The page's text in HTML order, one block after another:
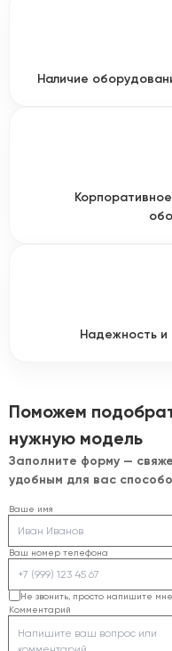
Наличие
Надежность и
Поможем
нужную модель
Заполните форму —
удобным для вас
Ваше имя
Ваш номер телефона
Не звонить, просто напишите мне
Комментарий